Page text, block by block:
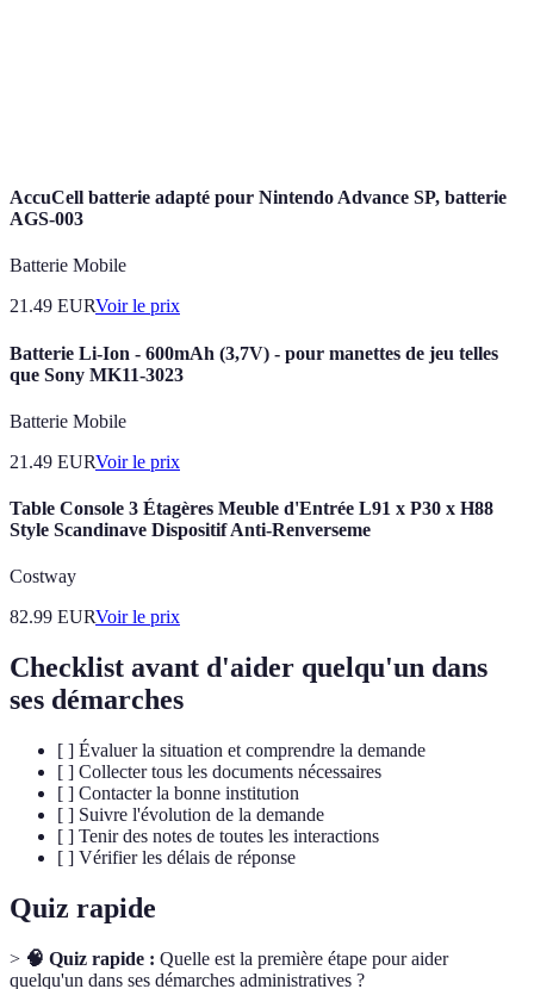
AccuCell batterie adapté pour Nintendo Advance SP, batterie
AGS-003
Batterie Mobile
21.49 EURVoir le prix
Batterie Li-Ion - 600mAh (3,7V) - pour manettes de jeu telles
que Sony MK11-3023
Batterie Mobile
21.49 EURVoir le prix
Table Console 3 Étagères Meuble d'Entrée L91 x P30 x H88
Style Scandinave Dispositif Anti-Renverseme
Costway
82.99 EURVoir le prix
Checklist avant d'aider quelqu'un dans
ses démarches
[ ] Évaluer la situation et comprendre la demande
[ ] Collecter tous les documents nécessaires
[ ] Contacter la bonne institution
[ ] Suivre l'évolution de la demande
[ ] Tenir des notes de toutes les interactions
[ ] Vérifier les délais de réponse
Quiz rapide
> 🧠 Quiz rapide : Quelle est la première étape pour aider
quelqu'un dans ses démarches administratives ?